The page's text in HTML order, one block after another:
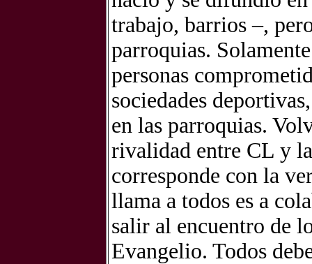
trabajo, barrios –,
parroquias.
personas
sociedades
en las parroquias.
rivalidad entre CL y
corresponde con la
llama a todos es a
salir al encuentro de
Evangelio. Todos